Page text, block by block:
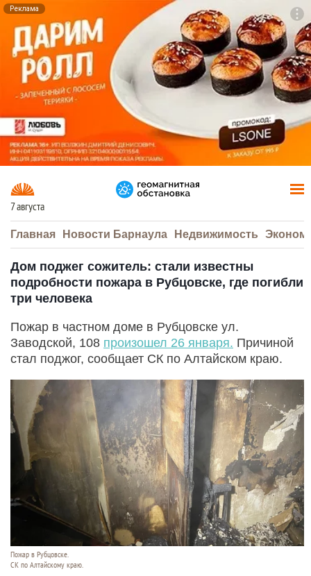
Реклама
7 августа
Главная Новости Барнаула Недвижимость
Дом поджег сожитель: стали известны
подробности пожара в Рубцовске, где погибли
три человека
Пожар в частном доме в Рубцовске ул.
Заводской, 108 произошел 26 января. Причиной
стал поджог, сообщает СК по Алтайском краю.
Пожар в Рубцовске.
СК по Алтайскому краю.